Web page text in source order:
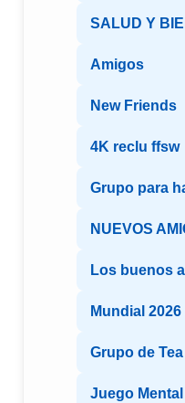
SALUD Y
Amigos
New Friends
4K reclu ffsw
Grupo para
NUEVOS
Los buenos
Mundial
Grupo de Tea
Juego Mental